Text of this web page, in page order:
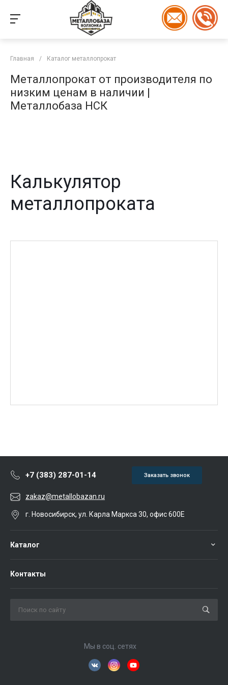
Главная / Каталог металлопрокат
Металлопрокат от производителя по
низким ценам в наличии |
Металлобаза НСК
Калькулятор
металлопроката
+7 (383) 287-01-14 Заказать звонок
zakaz@metallobazan.ru
г. Новосибирск, ул. Карла Маркса 30, офис 600Е
Каталог
Контакты
Мы в соц. сетях